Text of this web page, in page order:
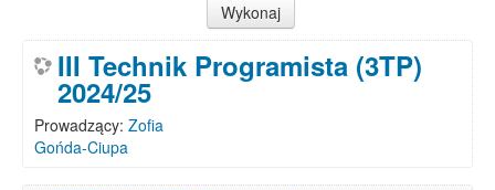
III Technik Programista (3TP)
2024/25
Prowadzący: Zofia
Gońda-Ciupa